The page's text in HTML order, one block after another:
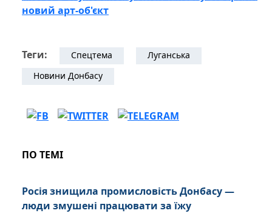
новий арт-об'єкт
Теги: Спецтема
Луганська
Новини Донбасу
ПО ТЕМІ
Росія знищила промисловість Донбасу —
люди змушені працювати за їжу